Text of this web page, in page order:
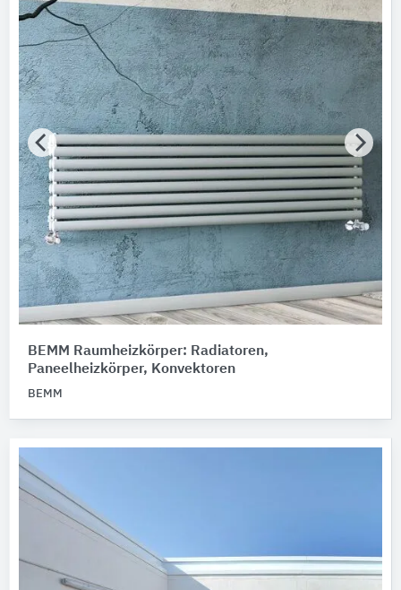
BEMM Raumheizkörper: Radiatoren,
Paneelheizkörper, Konvektoren
BEMM